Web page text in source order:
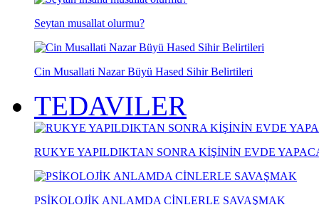
Seytan musallat olurmu?
Cin Musallati Nazar Büyü Hased Sihir Belirtileri
TEDAVILER
RUKYE YAPILDIKTAN SONRA KİŞİNİN EVDE
PSİKOLOJİK ANLAMDA CİNLERLE SAVAŞMAK